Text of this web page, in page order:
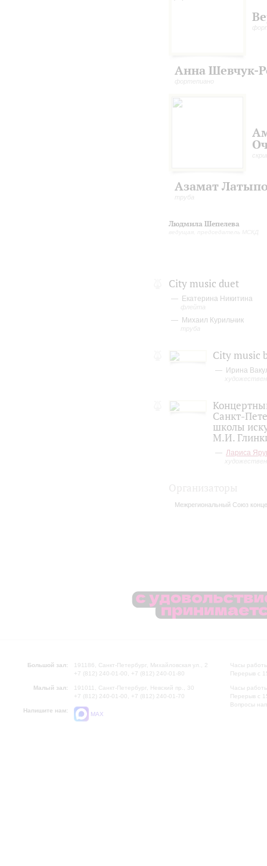
Анна Шевчук-
фортепиано
Азамат
труба
Людмила Шепелева
City music duet
Екатерина Никитина
флейта
Михаил Курильчик
труба
City music
Ирина
Санкт-
школы
М.И.
Лариса
Межрегиональный Союз
Большой зал:
191186, Санкт-Петербург, Михайловская ул., 2
+7 (812) 240-01-00, +7 (812) 240-01-80
Малый зал:
191011, Санкт-Петербург, Невский пр., 30
+7 (812) 240-01-00, +7 (812) 240-01-70
Напишите нам:
MAX
Часы
Перерыв с
Часы
Перерыв с
Вопросы